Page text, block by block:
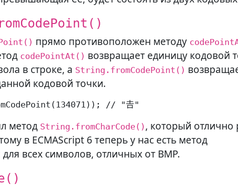
прямо противоположен методу
codePointAt() возвращает единицу кодовой
в строке, а String.fromCodePoint()
кодовой точки.
// "𠮷"
метод String.fromCharCode() , который отлично
в ECMAScript 6 теперь у нас есть метод
для всех символов, отличных от BMP.